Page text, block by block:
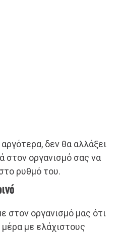
δεν θα αλλάξει
στον οργανισμό σας να
ρυθμό του.
στον οργανισμό μας ότι
με ελάχιστους